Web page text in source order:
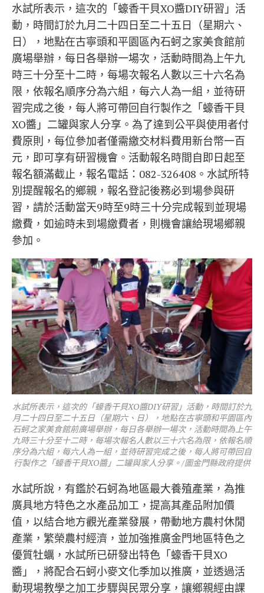
水試所表示，這次的「蠔香干貝XO醬DIY研習」活
動，時間訂於九月二十四日至二十五日（星期六、
日），地點在古寧頭和平園區內石蚵之家美食館前
廣場舉辦，每日各舉辦一場次，活動時間為上午九
時三十分至十二時，每場次報名人數以三十六名為
限，依報名順序分為六組，每六人為一組，並待研
習完成之後，每人將可帶回自行製作之「蠔香干貝
XO醬」二罐與家人分享。為了達到公平與使用者付
費原則，每位參加者僅需繳交材料費用新台幣一百
元，即可享有研習機會。活動報名時間自即日起至
報名額滿截止，報名電話：082-326408。水試所特
別提醒報名的鄉親，報名登記後務必到場參與研
習，請於活動當天9時至9時三十分完成報到並現場
繳費，如逾時未到場繳費者，則機會讓給現場鄉親
參加。
水試所表示，這次的「蠔香干貝XO醬DIY研習」活動，時間訂於九
月二十四日至二十五日（星期六、日），地點在古寧頭和平園區內
石蚵之家美食館前廣場舉辦，每日各舉辦一場次，活動時間為上午
九時三十分至十二時，每場次報名人數以三十六名為限，依報名順
序分為六組，每六人為一組，並待研習完成之後，每人將可帶回自
行製作之「蠔香干貝XO醬」二罐與家人分享。/圖金門縣政府提供
水試所說，有鑑於石蚵為地區最大養殖產業，為推
廣具地方特色之水產品加工，提高其產品附加價
值，以結合地方觀光產業發展，帶動地方農村休閒
產業，繁榮農村經濟，並加強推廣金門地區特色之
優質牡蠣，水試所已研發出特色「蠔香干貝XO
醬」，將配合石蚵小麥文化季加以推廣，並透過活
動現場教學之加工步驟與民眾分享，讓鄉親經由課